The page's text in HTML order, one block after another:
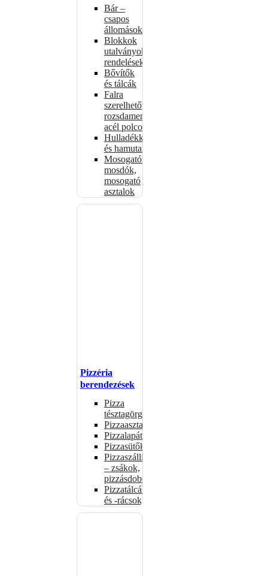
Bár –
csapos
állomások
Blokkok
utalványokhoz,
rendelésekhez
Bővítők
és tálcák
Falra
szerelhető
rozsdamentes
acél polcok
Hulladékkosarak
és hamutartók
Mosogatók,
mosdók,
mosogató
asztalok
Pizzéria
berendezések
Pizza
tésztagörgők
Pizzaasztalok
Pizzalapátok
Pizzasütők
Pizzaszállítás
– zsákok,
pizzásdobozok
Pizzatálcák
és -rácsok